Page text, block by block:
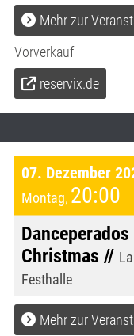
Mehr zur
Vorverkauf
reservix.de
07. Dezember
Montag, 20:00
Christmas //
Festhalle
Mehr zur